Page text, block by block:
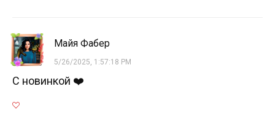
Майя Фабер
5/26/2025, 1:57:18 PM
С новинкой ❤️